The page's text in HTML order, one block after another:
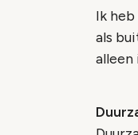
Ik
als
alleen